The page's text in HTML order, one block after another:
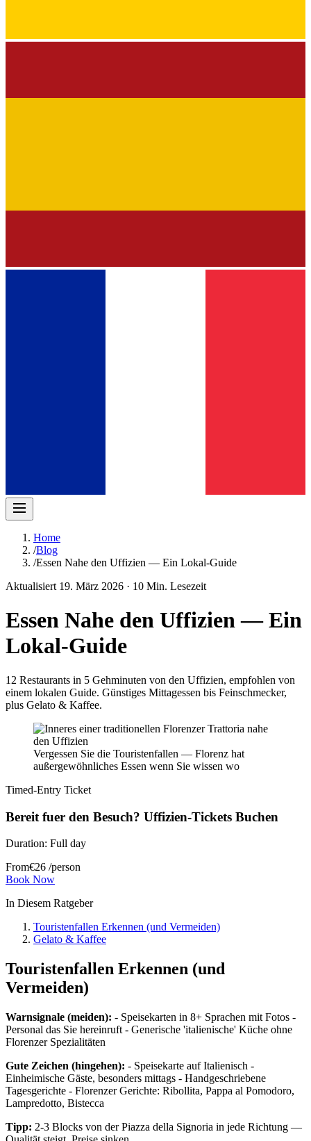
Home
/Blog
/Essen Nahe den Uffizien — Ein Lokal-Guide
Aktualisiert 19. März 2026 · 10 Min. Lesezeit
Essen Nahe den Uffizien — Ein
Lokal-Guide
12 Restaurants in 5 Gehminuten von den Uffizien, empfohlen von
einem lokalen Guide. Günstiges Mittagessen bis Feinschmecker,
plus Gelato & Kaffee.
Vergessen Sie die Touristenfallen — Florenz hat
außergewöhnliches Essen wenn Sie wissen wo
Timed-Entry Ticket
Bereit fuer den Besuch? Uffizien-Tickets Buchen
Duration: Full day
From€26 /person
Book Now
In Diesem Ratgeber
Touristenfallen Erkennen (und Vermeiden)
Gelato & Kaffee
Touristenfallen Erkennen (und
Vermeiden)
Warnsignale (meiden): - Speisekarten in 8+ Sprachen mit Fotos -
Personal das Sie hereinruft - Generische 'italienische' Küche ohne
Florenzer Spezialitäten
Gute Zeichen (hingehen): - Speisekarte auf Italienisch -
Einheimische Gäste, besonders mittags - Handgeschriebene
Tagesgerichte - Florenzer Gerichte: Ribollita, Pappa al Pomodoro,
Lampredotto, Bistecca
Tipp: 2-3 Blocks von der Piazza della Signoria in jede Richtung —